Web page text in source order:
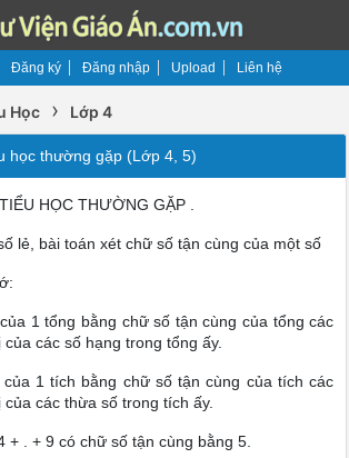
Đăng ký Đăng nhập Upload Liên hệ
Học › Lớp 4
học thường gặp (Lớp 4, 5)
HỌC THƯỜNG GẶP .
lẻ, bài toán xét chữ số tận cùng của một số
1 tổng bằng chữ số tận cùng của tổng các
các số hạng trong tổng ấy.
1 tích bằng chữ số tận cùng của tích các
các thừa số trong tích ấy.
+ . + 9 có chữ số tận cùng bằng 5.